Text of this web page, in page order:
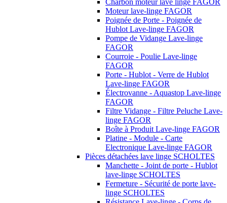
Moteur lave-linge FAGOR
Poignée de Porte - Poignée de
Hublot Lave-linge FAGOR
Pompe de Vidange Lave-linge
FAGOR
Courroie - Poulie Lave-linge
FAGOR
Porte - Hublot - Verre de Hublot
Lave-linge FAGOR
Électrovanne - Aquastop Lave-linge
FAGOR
Filtre Vidange - Filtre Peluche Lave-
linge FAGOR
Boîte à Produit Lave-linge FAGOR
Platine - Module - Carte
Electronique Lave-linge FAGOR
Pièces détachées lave linge SCHOLTES
Manchette - Joint de porte - Hublot
lave-linge SCHOLTES
Fermeture - Sécurité de porte lave-
linge SCHOLTES